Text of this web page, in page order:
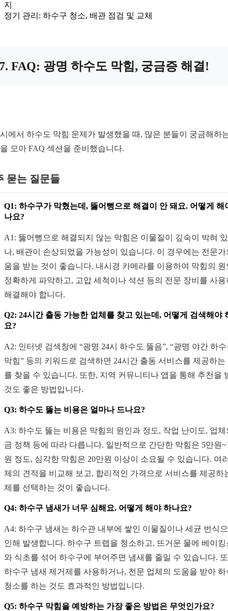
지
정기 관리: 하수구 청소, 배관 점검 및 교체
FAQ: 광명 하수도 막힘, 궁금증 해결!
에서 하수도 막힘 문제가 발생했을 때, 많은 분들이 궁금해하
모아 FAQ 섹션을 준비했습니다.
묻는 질문들
Q1: 하수구가 막혔는데, 뚫어뻥으로 해결이 안 돼요. 어떻게 해
나요?
A1: 뚫어뻥으로 해결되지 않는 막힘은 이물질이 깊숙이 박혀
나, 배관이 손상되었을 가능성이 있습니다. 이 경우에는 전문가
움을 받는 것이 좋습니다. 내시경 카메라를 이용하여 막힘의 원
정확하게 파악하고, 고압 세척이나 석션 등의 전문 장비를 사용
해결해야 합니다.
Q2: 24시간 출동 가능한 업체를 찾고 있는데, 어떻게 검색해야
요?
A2: 인터넷 검색창에 “광명 24시 하수도 뚫음”, “광명 야간 하
막힘” 등의 키워드로 검색하면 24시간 출동 서비스를 제공하는
를 찾을 수 있습니다. 또한, 지역 커뮤니티나 앱을 통해 추천을
것도 좋은 방법입니다.
Q3: 하수도 뚫는 비용은 얼마나 드나요?
A3: 하수도 뚫는 비용은 막힘의 원인과 정도, 작업 난이도, 업체
금 정책 등에 따라 다릅니다. 일반적으로 간단한 막힘은 5만원
원 정도, 심각한 막힘은 20만원 이상이 소요될 수 있습니다. 여
체의 견적을 비교해 보고, 합리적인 가격으로 서비스를 제공하
체를 선택하는 것이 좋습니다.
Q4: 하수구 냄새가 너무 심해요. 어떻게 해야 하나요?
A4: 하수구 냄새는 하수관 내부에 쌓인 이물질이나 세균 번식
인해 발생합니다. 하수구 트랩을 청소하고, 뜨거운 물에 베이킹
와 식초를 섞어 하수구에 부어주면 냄새를 줄일 수 있습니다.
하수구 냄새 제거제를 사용하거나, 전문 업체의 도움을 받아 하
청소를 하는 것도 효과적인 방법입니다.
Q5: 하수구 막힘을 예방하는 가장 좋은 방법은 무엇인가요?